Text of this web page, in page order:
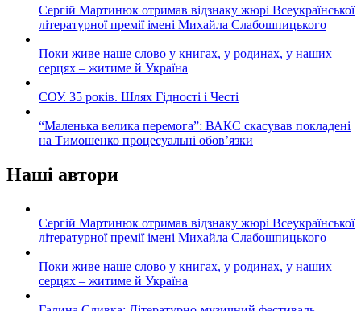
Сергій Мартинюк отримав відзнаку жюрі Всеукраїнської
літературної премії імені Михайла Слабошпицького
Поки живе наше слово у книгах, у родинах, у наших
серцях – житиме й Україна
СОУ. 35 років. Шлях Гідності і Честі
“Маленька велика перемога”: ВАКС скасував покладені
на Тимошенко процесуальні обов’язки
Наші автори
Сергій Мартинюк отримав відзнаку жюрі Всеукраїнської
літературної премії імені Михайла Слабошпицького
Поки живе наше слово у книгах, у родинах, у наших
серцях – житиме й Україна